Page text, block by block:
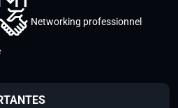
Networking professionnel